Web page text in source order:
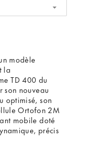
modèle
la
TD 400 du
son nouveau
optimisé, son
Ortofon 2M
mobile doté
précis